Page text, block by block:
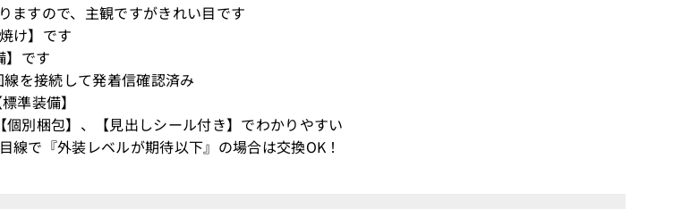
すので、主観ですがきれい目です
け】です
です
を接続して発着信確認済み
準装備】
別梱包】、【見出しシール付き】でわかりやすい
で『外装レベルが期待以下』の場合は交換OK！